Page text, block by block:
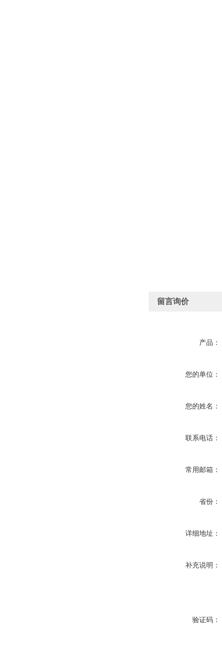
留言询价
产品：
您的单位：
您的姓名：
联系电话：
常用邮箱：
省份：
详细地址：
补充说明：
验证码：